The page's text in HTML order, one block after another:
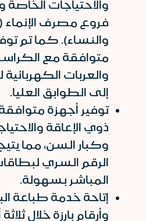
والاحتياجات
فروع مصرف الإنماء
والنساء). كما تم
متوافقة مع
والعربات
إلى الطوابق العليا.
توفير أجهزة
ذوي الإعاقة
وكبار السن، مما
الرقم السري
المباشر بسهولة.
إتاحة خدمة طباعة
وأرقام بارزة خلال